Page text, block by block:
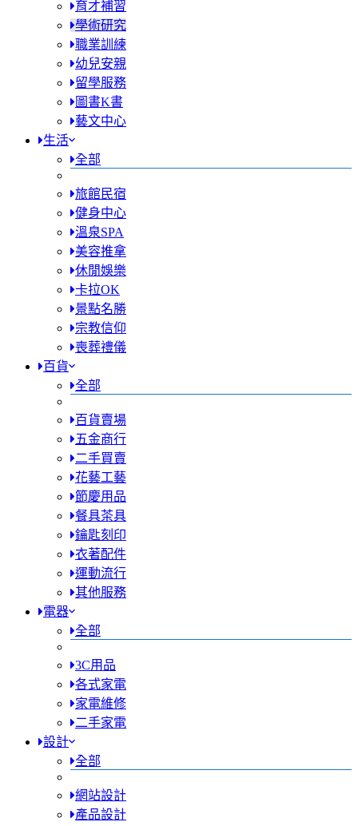
育才補習
學術研究
職業訓練
幼兒安親
留學服務
圖書K書
藝文中心
生活
全部
旅館民宿
健身中心
溫泉SPA
美容推拿
休閒娛樂
卡拉OK
景點名勝
宗教信仰
喪葬禮儀
百貨
全部
百貨賣場
五金商行
二手買賣
花藝工藝
節慶用品
餐具茶具
鑰匙刻印
衣著配件
運動流行
其他服務
電器
全部
3C用品
各式家電
家電維修
二手家電
設計
全部
網站設計
產品設計